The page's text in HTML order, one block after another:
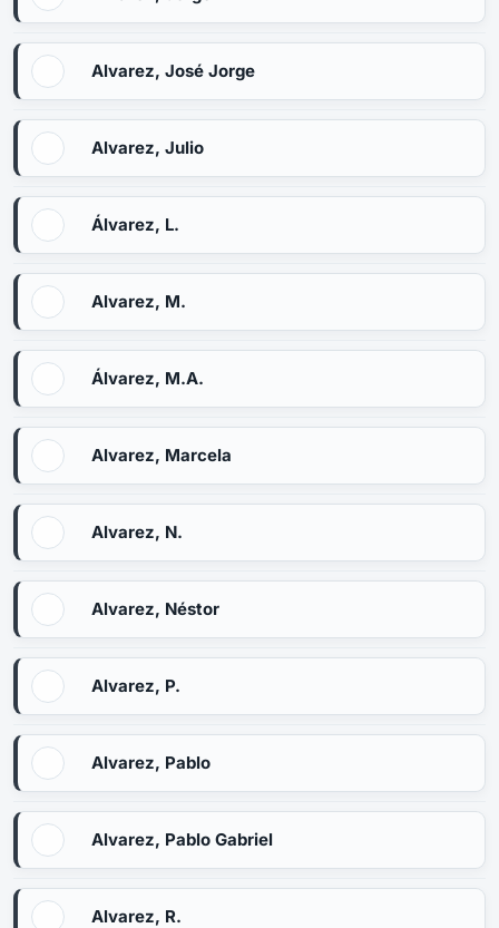
Alvarez, José Jorge
Alvarez, Julio
Álvarez, L.
Alvarez, M.
Álvarez, M.A.
Alvarez, Marcela
Alvarez, N.
Alvarez, Néstor
Alvarez, P.
Alvarez, Pablo
Alvarez, Pablo Gabriel
Alvarez, R.